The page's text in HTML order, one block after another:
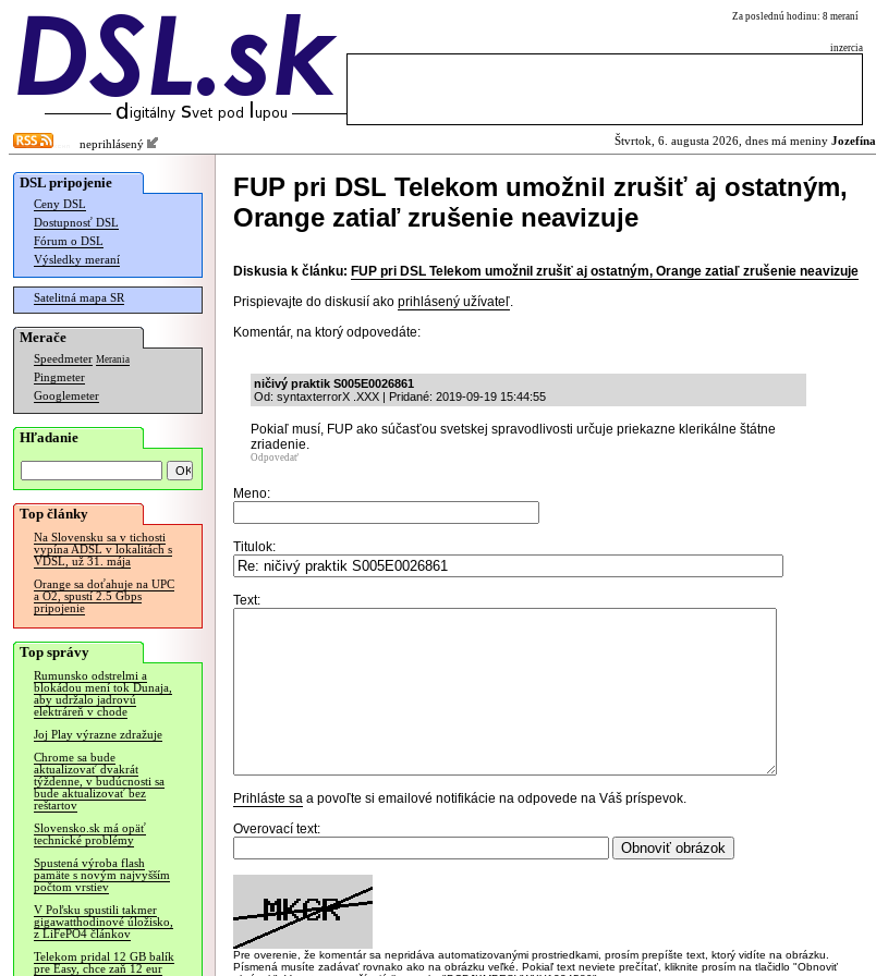
Za poslednú hodinu: 8 meraní
inzercia
neprihlásený Štvrtok, 6. augusta 2026, dnes má meniny Jozefína
DSL pripojenie
Ceny DSL
Dostupnosť DSL
Fórum o DSL
Výsledky meraní
Satelitná mapa SR
Merače
Speedmeter Merania
Pingmeter
Googlemeter
Hľadanie
Top články
Na Slovensku sa v tichosti
vypína ADSL v lokalitách s
VDSL, už 31. mája
Orange sa doťahuje na UPC
a O2, spustí 2.5 Gbps
pripojenie
Top správy
Rumunsko odstrelmi a
blokádou mení tok Dunaja,
aby udržalo jadrovú
elektráreň v chode
Joj Play výrazne zdražuje
Chrome sa bude
aktualizovať dvakrát
týždenne, v budúcnosti sa
bude aktualizovať bez
reštartov
Slovensko.sk má opäť
technické problémy
Spustená výroba flash
pamäte s novým najvyšším
počtom vrstiev
V Poľsku spustili takmer
gigawatthodinové úložisko,
z LiFePO4 článkov
Telekom pridal 12 GB balík
pre Easy, chce zaň 12 eur
FUP pri DSL Telekom umožnil zrušiť aj ostatným,
Orange zatiaľ zrušenie neavizuje
Diskusia k článku: FUP pri DSL Telekom umožnil zrušiť aj ostatným, Orange zatiaľ zrušenie neavizuje
Prispievajte do diskusií ako prihlásený užívateľ.
Komentár, na ktorý odpovedáte:
ničivý praktik S005E0026861
Od: syntaxterrorX .XXX | Pridané: 2019-09-19 15:44:55
Pokiaľ musí, FUP ako súčasťou svetskej spravodlivosti určuje priekazne klerikálne štátne
zriadenie.
Odpovedať
Meno:
Titulok:
Text:
Prihláste sa a povoľte si emailové notifikácie na odpovede na Váš príspevok.
Overovací text:
Pre overenie, že komentár sa nepridáva automatizovanými prostriedkami, prosím prepíšte text, ktorý vidíte na obrázku.
Písmená musíte zadávať rovnako ako na obrázku veľké. Pokiaľ text neviete prečítať, kliknite prosím na tlačidlo "Obnoviť